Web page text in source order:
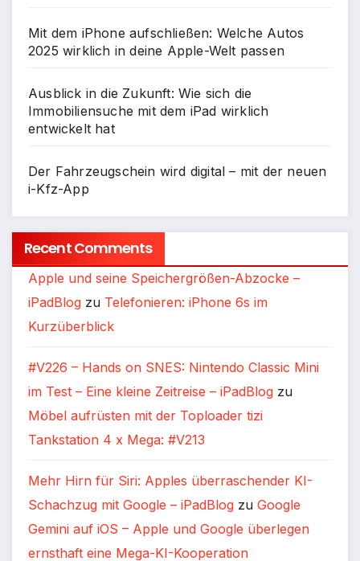
Mit dem iPhone aufschließen: Welche Autos
2025 wirklich in deine Apple-Welt passen
Ausblick in die Zukunft: Wie sich die
Immobiliensuche mit dem iPad wirklich
entwickelt hat
Der Fahrzeugschein wird digital – mit der neuen
i-Kfz-App
Recent Comments
Apple und seine Speichergrößen-Abzocke –
iPadBlog zu Telefonieren: iPhone 6s im
Kurzüberblick
#V226 – Hands on SNES: Nintendo Classic Mini
im Test – Eine kleine Zeitreise – iPadBlog zu
Möbel aufrüsten mit der Toploader tizi
Tankstation 4 x Mega: #V213
Mehr Hirn für Siri: Apples überraschender KI-
Schachzug mit Google – iPadBlog zu Google
Gemini auf iOS – Apple und Google überlegen
ernsthaft eine Mega-KI-Kooperation